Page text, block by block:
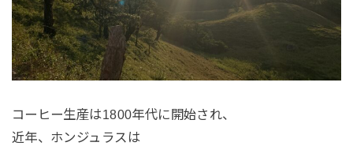
コーヒー生産は1800年代に開始され、
近年、ホンジュラスは